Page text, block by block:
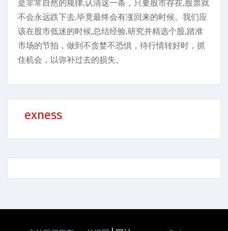
是非常自然的规律,认清这一条，只要股市存在,股票就
不会永远跌下去,毕竟最终会有涨回来的时候。我们应
该在股市低迷的时候,总结经验,研究并精选个股,踏准
市场的节拍，做到不贪婪不恐惧，待行情转好时，抓
住机会，以弥补过去的损失。
exness